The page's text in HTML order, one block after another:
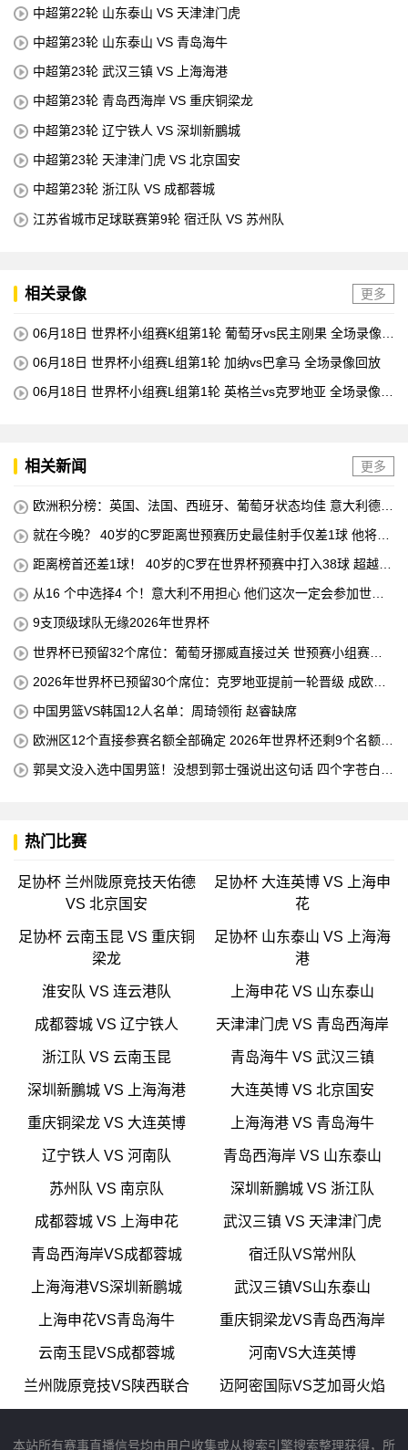
中超第22轮 山东泰山 VS 天津津门虎
中超第23轮 山东泰山 VS 青岛海牛
中超第23轮 武汉三镇 VS 上海海港
中超第23轮 青岛西海岸 VS 重庆铜梁龙
中超第23轮 辽宁铁人 VS 深圳新鵬城
中超第23轮 天津津门虎 VS 北京国安
中超第23轮 浙江队 VS 成都蓉城
江苏省城市足球联赛第9轮 宿迁队 VS 苏州队
相关录像 更多
06月18日 世界杯小组赛K组第1轮 葡萄牙vs民主刚果 全场录像回
06月18日 世界杯小组赛L组第1轮 加纳vs巴拿马 全场录像回放
06月18日 世界杯小组赛L组第1轮 英格兰vs克罗地亚 全场录像回
相关新闻 更多
欧洲积分榜：英国、法国、西班牙、葡萄牙状态均佳 意大利德国
就在今晚？ 40岁的C罗距离世预赛历史最佳射手仅差1球 他将在
距离榜首还差1球！ 40岁的C罗在世界杯预赛中打入38球 超越梅
从16 个中选择4 个！意大利不用担心 他们这次一定会参加世界
9支顶级球队无缘2026年世界杯
世界杯已预留32个席位：葡萄牙挪威直接过关 世预赛小组赛即
2026年世界杯已预留30个席位：克罗地亚提前一轮晋级 成欧洲
中国男篮VS韩国12人名单：周琦领衔 赵睿缺席
欧洲区12个直接参赛名额全部确定 2026年世界杯还剩9个名额待
郭昊文没入选中国男篮！没想到郭士强说出这句话 四个字苍白无
热门比赛
足协杯 兰州陇原竞技天佑德
VS 北京国安
足协杯 大连英博 VS 上海申
花
足协杯 云南玉昆 VS 重庆铜
梁龙
足协杯 山东泰山 VS 上海海
港
淮安队 VS 连云港队 上海申花 VS 山东泰山
成都蓉城 VS 辽宁铁人 天津津门虎 VS 青岛西海岸
浙江队 VS 云南玉昆 青岛海牛 VS 武汉三镇
深圳新鵬城 VS 上海海港 大连英博 VS 北京国安
重庆铜梁龙 VS 大连英博 上海海港 VS 青岛海牛
辽宁铁人 VS 河南队 青岛西海岸 VS 山东泰山
苏州队 VS 南京队 深圳新鵬城 VS 浙江队
成都蓉城 VS 上海申花 武汉三镇 VS 天津津门虎
青岛西海岸VS成都蓉城 宿迁队VS常州队
上海海港VS深圳新鹏城 武汉三镇VS山东泰山
上海申花VS青岛海牛 重庆铜梁龙VS青岛西海岸
云南玉昆VS成都蓉城 河南VS大连英博
兰州陇原竞技VS陕西联合 迈阿密国际VS芝加哥火焰
本站所有赛事直播信号均由用户收集或从搜索引擎搜索整理获得，所